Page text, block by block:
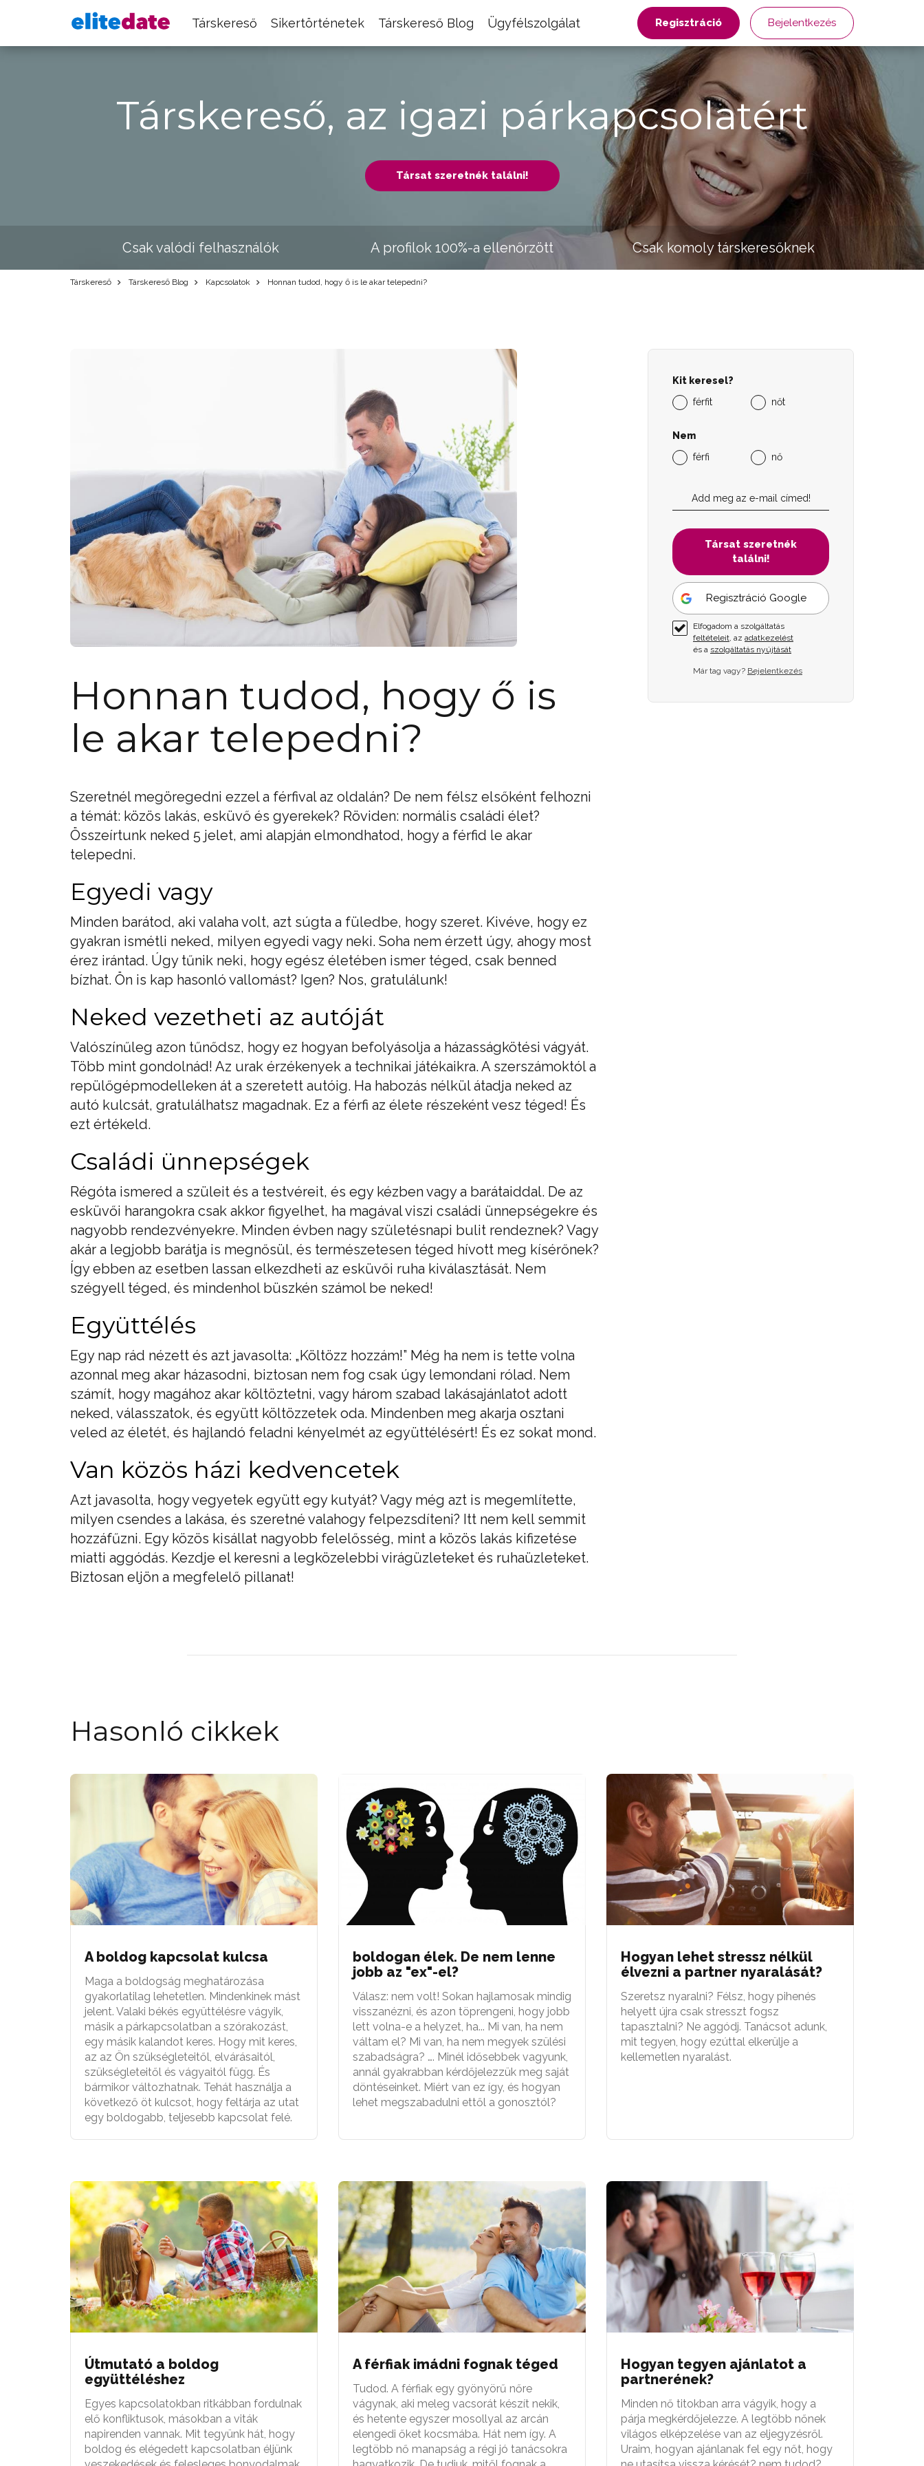
Társkereső Sikertörténetek Társkereső Blog Ügyfélszolgálat Regisztráció Bejelentkezés
Társkereső, az igazi párkapcsolatért
Társat szeretnék találni!
Csak valódi felhasználók A profilok 100%-a ellenőrzött Csak komoly társkeresőknek
Társkereső Társkereső Blog Kapcsolatok Honnan tudod, hogy ő is le akar telepedni?
Honnan tudod, hogy ő is
le akar telepedni?
Szeretnél megöregedni ezzel a férfival az oldalán? De nem félsz elsőként felhozni
a témát: közös lakás, esküvő és gyerekek? Röviden: normális családi élet?
Összeírtunk neked 5 jelet, ami alapján elmondhatod, hogy a férfid le akar
telepedni.
Egyedi vagy
Minden barátod, aki valaha volt, azt súgta a füledbe, hogy szeret. Kivéve, hogy ez
gyakran ismétli neked, milyen egyedi vagy neki. Soha nem érzett úgy, ahogy most
érez irántad. Úgy tűnik neki, hogy egész életében ismer téged, csak benned
bízhat. Ön is kap hasonló vallomást? Igen? Nos, gratulálunk!
Neked vezetheti az autóját
Valószínűleg azon tűnődsz, hogy ez hogyan befolyásolja a házasságkötési vágyát.
Több mint gondolnád! Az urak érzékenyek a technikai játékaikra. A szerszámoktól a
repülőgépmodelleken át a szeretett autóig. Ha habozás nélkül átadja neked az
autó kulcsát, gratulálhatsz magadnak. Ez a férfi az élete részeként vesz téged! És
ezt értékeld.
Családi ünnepségek
Régóta ismered a szüleit és a testvéreit, és egy kézben vagy a barátaiddal. De az
esküvői harangokra csak akkor figyelhet, ha magával viszi családi ünnepségekre és
nagyobb rendezvényekre. Minden évben nagy születésnapi bulit rendeznek? Vagy
akár a legjobb barátja is megnősül, és természetesen téged hívott meg kísérőnek?
Így ebben az esetben lassan elkezdheti az esküvői ruha kiválasztását. Nem
szégyell téged, és mindenhol büszkén számol be neked!
Együttélés
Egy nap rád nézett és azt javasolta: „Költözz hozzám!” Még ha nem is tette volna
azonnal meg akar házasodni, biztosan nem fog csak úgy lemondani rólad. Nem
számít, hogy magához akar költöztetni, vagy három szabad lakásajánlatot adott
neked, válasszatok, és együtt költözzetek oda. Mindenben meg akarja osztani
veled az életét, és hajlandó feladni kényelmét az együttélésért! És ez sokat mond.
Van közös házi kedvencetek
Azt javasolta, hogy vegyetek együtt egy kutyát? Vagy még azt is megemlítette,
milyen csendes a lakása, és szeretné valahogy felpezsdíteni? Itt nem kell semmit
hozzáfűzni. Egy közös kisállat nagyobb felelősség, mint a közös lakás kifizetése
miatti aggódás. Kezdje el keresni a legközelebbi virágüzleteket és ruhaüzleteket.
Biztosan eljön a megfelelő pillanat!
Kit keresel?
férfit
nőt
Nem
férfi
nő
Társat szeretnék
találni!
Regisztráció Google
Elfogadom a szolgáltatás
feltételeit, az adatkezelést
és a szolgáltatás nyújtását
Már tag vagy? Bejelentkezés
Hasonló cikkek
A boldog kapcsolat kulcsa
Maga a boldogság meghatározása
gyakorlatilag lehetetlen. Mindenkinek mást
jelent. Valaki békés együttélésre vágyik,
másik a párkapcsolatban a szórakozást,
egy másik kalandot keres. Hogy mit keres,
az az Ön szükségleteitől, elvárásaitól,
szükségleteitől és vágyaitól függ. És
bármikor változhatnak. Tehát használja a
következő öt kulcsot, hogy feltárja az utat
egy boldogabb, teljesebb kapcsolat felé.
boldogan élek. De nem lenne
jobb az "ex"-el?
Válasz: nem volt! Sokan hajlamosak mindig
visszanézni, és azon töprengeni, hogy jobb
lett volna-e a helyzet, ha... Mi van, ha nem
váltam el? Mi van, ha nem megyek szülési
szabadságra? …. Minél idősebbek vagyunk,
annál gyakrabban kérdőjelezzük meg saját
döntéseinket. Miért van ez így, és hogyan
lehet megszabadulni ettől a gonosztól?
Hogyan lehet stressz nélkül
élvezni a partner nyaralását?
Szeretsz nyaralni? Félsz, hogy pihenés
helyett újra csak stresszt fogsz
tapasztalni? Ne aggódj. Tanácsot adunk,
mit tegyen, hogy ezúttal elkerülje a
kellemetlen nyaralást.
Útmutató a boldog
együttéléshez
Egyes kapcsolatokban ritkábban fordulnak
elő konfliktusok, másokban a viták
napirenden vannak. Mit tegyünk hát, hogy
boldog és elégedett kapcsolatban éljünk
A férfiak imádni fognak téged
Tudod. A férfiak egy gyönyörű nőre
vágynak, aki meleg vacsorát készít nekik,
és hetente egyszer mosollyal az arcán
elengedi őket kocsmába. Hát nem így. A
legtöbb nő manapság a régi jó tanácsokra
Hogyan tegyen ajánlatot a
partnerének?
Minden nő titokban arra vágyik, hogy a
párja megkérdőjelezze. A legtöbb nőnek
világos elképzelése van az eljegyzésről.
Uraim, hogyan ajánlanak fel egy nőt, hogy